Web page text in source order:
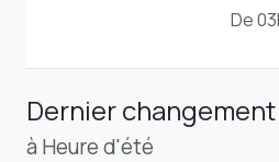
De
Dernier
à Heure d'été